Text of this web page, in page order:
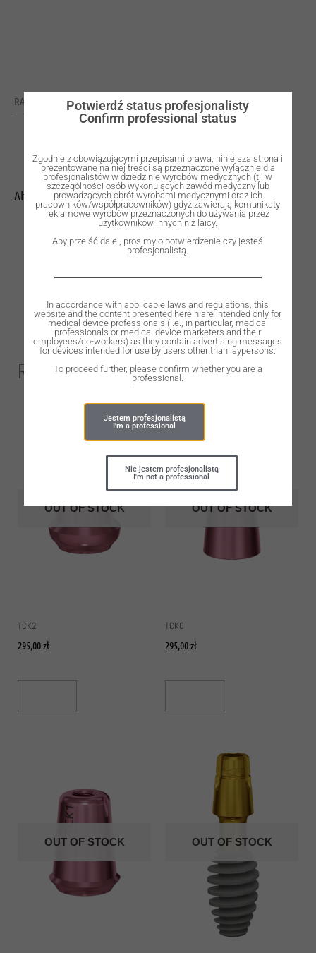
RATING: 0
Abutment, temporary, S, K.
Related Products
OUT OF STOCK
TCK2
295,00zł
OUT OF STOCK
TCK0
295,00zł
OUT OF STOCK OUT OF STOCK
Potwierdź status profesjonalisty
Confirm professional status
Zgodnie z obowiązującymi przepisami prawa, niniejsza strona i
prezentowane na niej treści są przeznaczone wyłącznie dla
profesjonalistów w dziedzinie wyrobów medycznych (tj. w
szczególności osób wykonujących zawód medyczny lub
prowadzących obrót wyrobami medycznymi oraz ich
pracowników/współpracowników) gdyż zawierają komunikaty
reklamowe wyrobów przeznaczonych do używania przez
użytkowników innych niż laicy.
Aby przejść dalej, prosimy o potwierdzenie czy jesteś
profesjonalistą.
In accordance with applicable laws and regulations, this
website and the content presented herein are intended only for
medical device professionals (i.e., in particular, medical
professionals or medical device marketers and their
employees/co-workers) as they contain advertising messages
for devices intended for use by users other than laypersons.
To proceed further, please confirm whether you are a
professional.
Jestem profesjonalistą
I'm a professional
Nie jestem profesjonalistą
I'm not a professional